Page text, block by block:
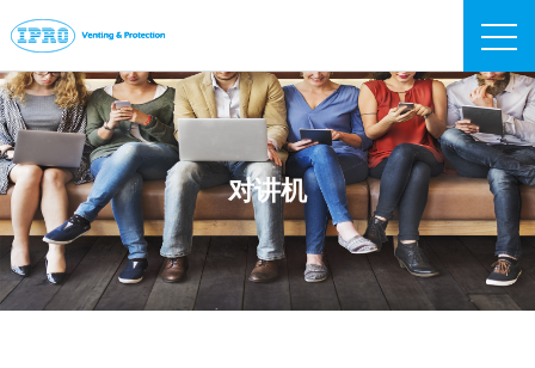
IPRO
对讲机